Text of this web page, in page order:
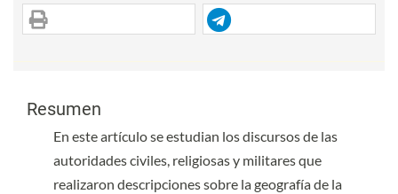
Resumen
En este artículo se estudian los discursos de las
autoridades civiles, religiosas y militares que
realizaron descripciones sobre la geografía de la